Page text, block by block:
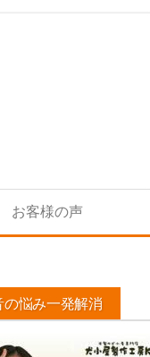
お客様の声
悩み一発解消